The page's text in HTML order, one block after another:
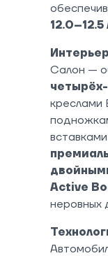
Салон —
креслами
Active
неровных